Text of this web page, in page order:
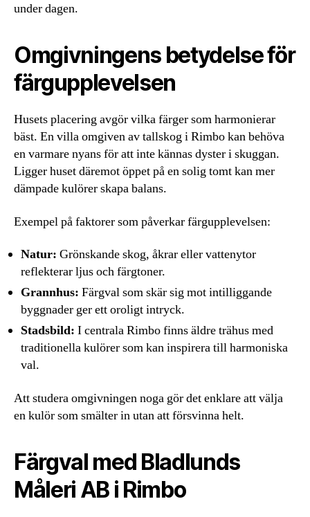
under dagen.
Omgivningens betydelse för
färgupplevelsen
Husets placering avgör vilka färger som harmonierar
bäst. En villa omgiven av tallskog i Rimbo kan behöva
en varmare nyans för att inte kännas dyster i skuggan.
Ligger huset däremot öppet på en solig tomt kan mer
dämpade kulörer skapa balans.
Exempel på faktorer som påverkar färgupplevelsen:
Natur: Grönskande skog, åkrar eller vattenytor
reflekterar ljus och färgtoner.
Grannhus: Färgval som skär sig mot intilliggande
byggnader ger ett oroligt intryck.
Stadsbild: I centrala Rimbo finns äldre trähus med
traditionella kulörer som kan inspirera till harmoniska
val.
Att studera omgivningen noga gör det enklare att välja
en kulör som smälter in utan att försvinna helt.
Färgval med Bladlunds
Måleri AB i Rimbo